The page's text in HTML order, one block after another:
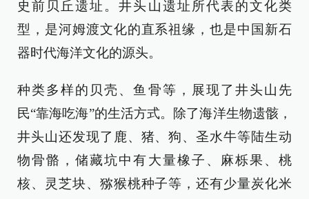
史前贝丘遗址。井头山遗址所代表的文化类
型，是河姆渡文化的直系祖缘，也是中国新石
器时代海洋文化的源头。
种类多样的贝壳、鱼骨等，展现了井头山先
民“靠海吃海”的生活方式。除了海洋生物遗骸，
井头山还发现了鹿、猪、狗、圣水牛等陆生动
物骨骼，储藏坑中有大量橡子、麻栎果、桃
核、灵芝块、猕猴桃种子等，还有少量炭化米